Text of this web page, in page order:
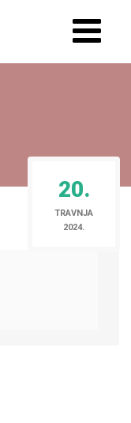
20.
TRAVNJA
2024.